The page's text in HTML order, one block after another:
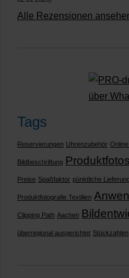
Alle Rezensionen
Tags
Reservierungen Uhrenzubehör
Bildbeschriftung
Preise Spaßfaktor pünktliche
Produktfotografie Textilien
Clipping Path Aachen
überregional ausgerichtet Stückzahlen